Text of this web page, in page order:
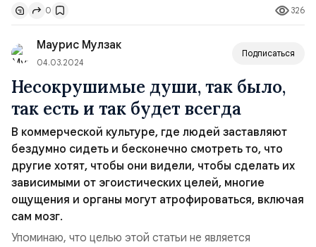
для усиления парникового эффекта. Исследование
опубликовали в журнале Science Advances. Профессор
Хоман Мохсени из Северо-Западного...
0 326
Маурис Мулзак
04.03.2024
Подписаться
Несокрушимые души, так было,
так есть и так будет всегда
В коммерческой культуре, где людей заставляют
бездумно сидеть и бесконечно смотреть то, что
другие хотят, чтобы они видели, чтобы сделать их
зависимыми от эгоистических целей, многие
ощущения и органы могут атрофироваться, включая
сам мозг.
Упоминаю, что целью этой статьи не является